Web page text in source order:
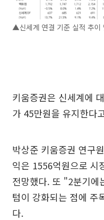
▲신세계 연결 기준 실적 추이
키움증권은 신세계에
가 45만원을 유지한다
박상준 키움증권 연구
익은 1556억원으로 시
전망했다. 또 "2분기에
텀이 강화되는 점에 주
다.